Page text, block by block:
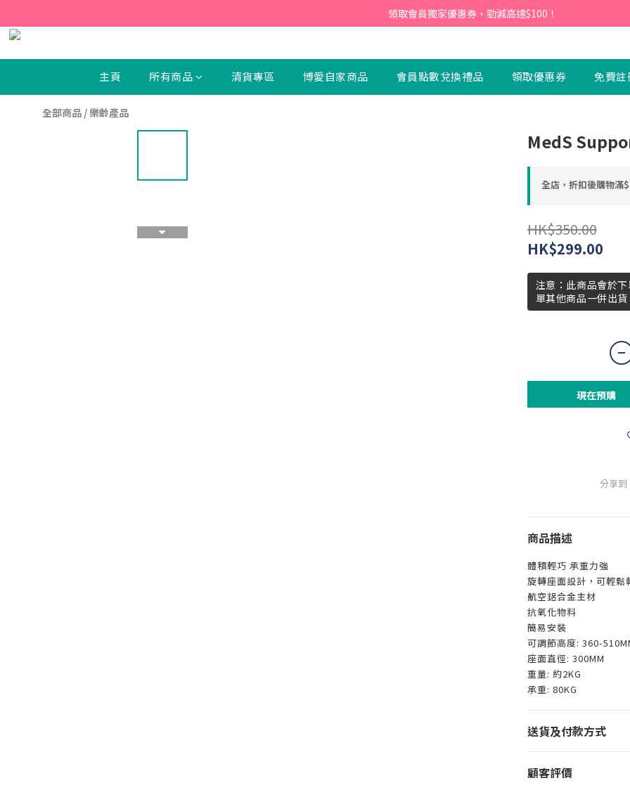
【新會員】即日起至2026月12月31日，首次下單輸入優惠碼「NEW95」即可
領取會員獨家優惠券，勁減高達$100！
主頁 所有商品 清貨專區 博愛自家商品 會員點數兌換禮品 領取優惠券 免費註
全部商品 /樂齡產品
MedS
全店，折扣後購物滿
HK$350.00
HK$299.00
注意：此商品會於
單其他商品一併出貨
現在預購
分享到
商品描述
體積輕巧 承重力強
旋轉座面設計，可輕鬆
航空鋁合金主材
抗氧化物料
簡易安裝
可調節高度: 360-
座面直徑: 300MM
重量: 約2KG
承重: 80KG
送貨及付款方式
顧客評價